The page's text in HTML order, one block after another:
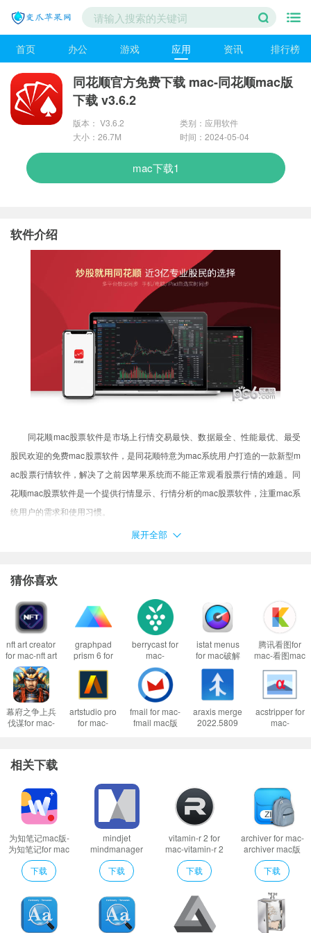
首页 办公 游戏 应用 资讯 排行榜
同花顺官方免费下载 mac-同花顺mac版
下载 v3.6.2
版本： V3.6.2
类别：应用软件
大小：26.7M
时间：2024-05-04
mac下载1
软件介绍
同花顺mac股票软件是市场上行情交易最快、数据最全、性能最优、最受
股民欢迎的免费mac股票软件，是同花顺特意为mac系统用户打造的一款新型m
ac股票行情软件，解决了之前因苹果系统而不能正常观看股票行情的难题。同
花顺mac股票软件是一个提供行情显示、行情分析的mac股票软件，注重mac系
统用户的需求和使用习惯。
软件特色
【炒股就用同花顺】
圳证券交易所挂牌交易。从成立至今，已累计服务用户超过3亿！
同花顺本着让投资变的更简单的目标，专为苹果用户定制了适合Mac平台
的炒股软件。我们为用户提供沪深、港、美、英、基金、商品、期货等全球实
时高速行情，精选股市热点资讯，并支持超80%券商的在线实时交易。
展开全部
猜你喜欢
nft art creator
for mac-nft art
creator mac
版下载 v1.0
graphpad
prism 6 for
graphpad
prism for mac
下载 v9.3.1
berrycast for
mac-
berrycast
mac版下载
v0.35.2
istat menus
for mac破解
版-istat
menus mac
版下载
v6.62.1191
腾讯看图for
mac-看图mac
幕府之争上兵
伐谋for mac-
artstudio pro
for mac-
fmail for mac-
fmail mac版
araxis merge
2022.5809
acstripper for
mac-
相关下载
为知笔记mac版-
为知笔记for mac
下载 v0.1.88
下载
mindjet
mindmanager
for mac-mindjet
mindmanager
mac版下载
下载
vitamin-r 2 for
mac-vitamin-r 2
mac版下载 v4.15
下载
archiver for mac-
archiver mac版
下载 v4.0.0
下载